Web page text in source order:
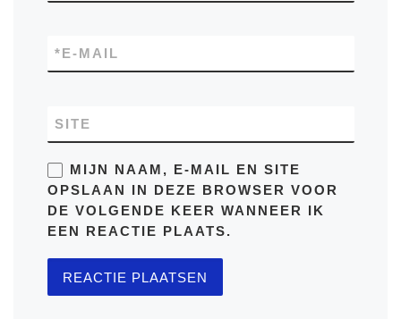
E-MAIL
*
SITE
MIJN NAAM, E-MAIL EN SITE
OPSLAAN IN DEZE BROWSER VOOR
DE VOLGENDE KEER WANNEER IK
EEN REACTIE PLAATS.